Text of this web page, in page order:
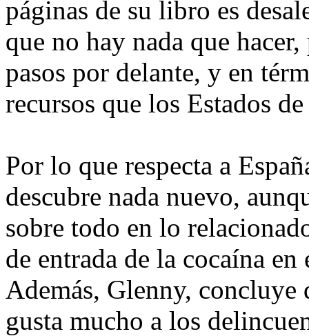
páginas de su libro es
que no hay nada que
pasos por delante, y en
recursos que los Estados
Por lo que respecta a
descubre nada nuevo,
sobre todo en lo
de entrada de la cocaína
Además, Glenny, concluye
gusta mucho a los